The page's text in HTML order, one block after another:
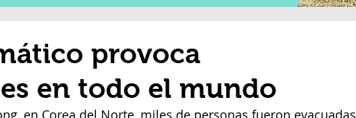
provoca
en todo el mundo
en Corea del Norte, miles de personas fueron evacuadas